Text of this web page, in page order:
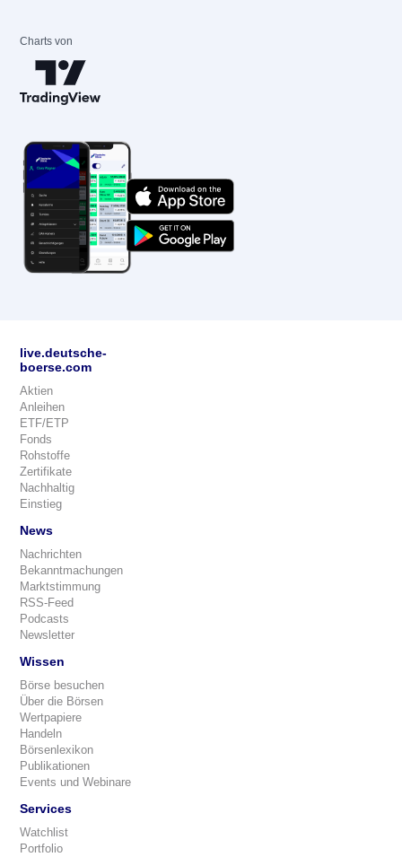
Charts von
live.deutsche-
boerse.com
Aktien
Anleihen
ETF/ETP
Fonds
Rohstoffe
Zertifikate
Nachhaltig
Einstieg
News
Nachrichten
Bekanntmachungen
Marktstimmung
RSS-Feed
Podcasts
Newsletter
Wissen
Börse besuchen
Über die Börsen
Wertpapiere
Handeln
Börsenlexikon
Publikationen
Events und Webinare
Services
Watchlist
Portfolio